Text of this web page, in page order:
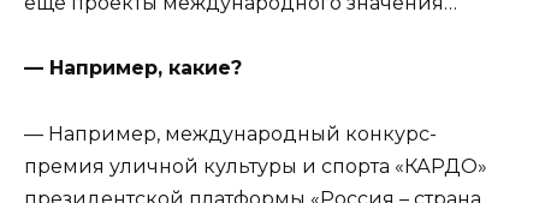
— Например, какие?
— Например, международный конкурс-
премия уличной культуры и спорта «КАРДО»
президентской платформы «Россия – страна